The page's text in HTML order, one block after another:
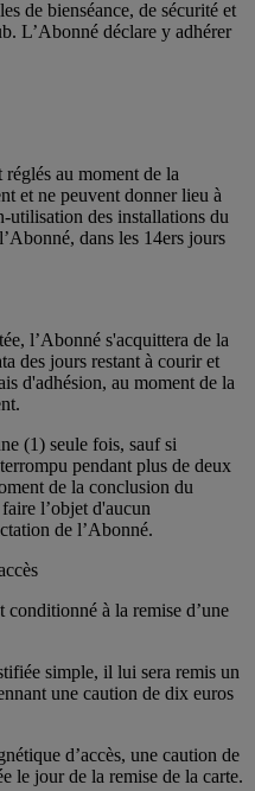
de bienséance, de sécurité et
L’Abonné déclare y adhérer
au moment de la
et ne peuvent donner lieu à
utilisation des installations du
dans les 14ers jours
l’Abonné s'acquittera de la
des jours restant à courir et
d'adhésion, au moment de la
(1) seule fois, sauf si
pendant plus de deux
de la conclusion du
l’objet d'aucun
de l’Abonné.
conditionné à la remise d’une
simple, il lui sera remis un
une caution de dix euros
d’accès, une caution de
le jour de la remise de la carte.